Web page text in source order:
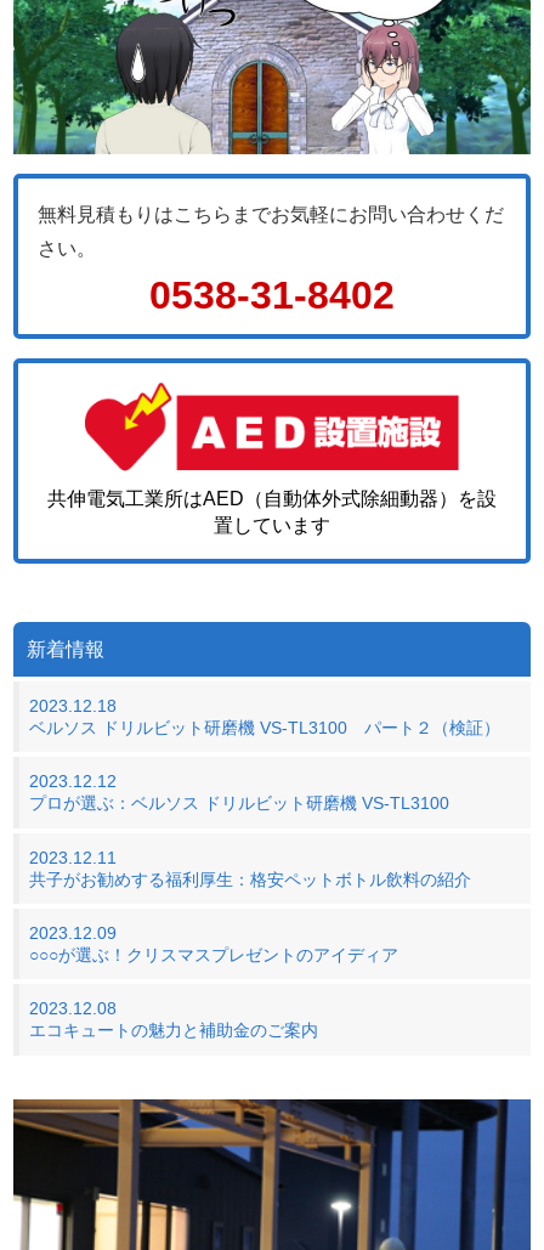
無料見積もりはこちらまでお気軽にお問い合わせくだ
さい。
0538-31-8402
共伸電気工業所はAED（自動体外式除細動器）を設
置しています
新着情報
2023.12.18
ベルソス ドリルビット研磨機 VS-TL3100 パート２（検証）
2023.12.12
プロが選ぶ：ベルソス ドリルビット研磨機 VS-TL3100
2023.12.11
共子がお勧めする福利厚生：格安ペットボトル飲料の紹介
2023.12.09
○○○が選ぶ！クリスマスプレゼントのアイディア
2023.12.08
エコキュートの魅力と補助金のご案内